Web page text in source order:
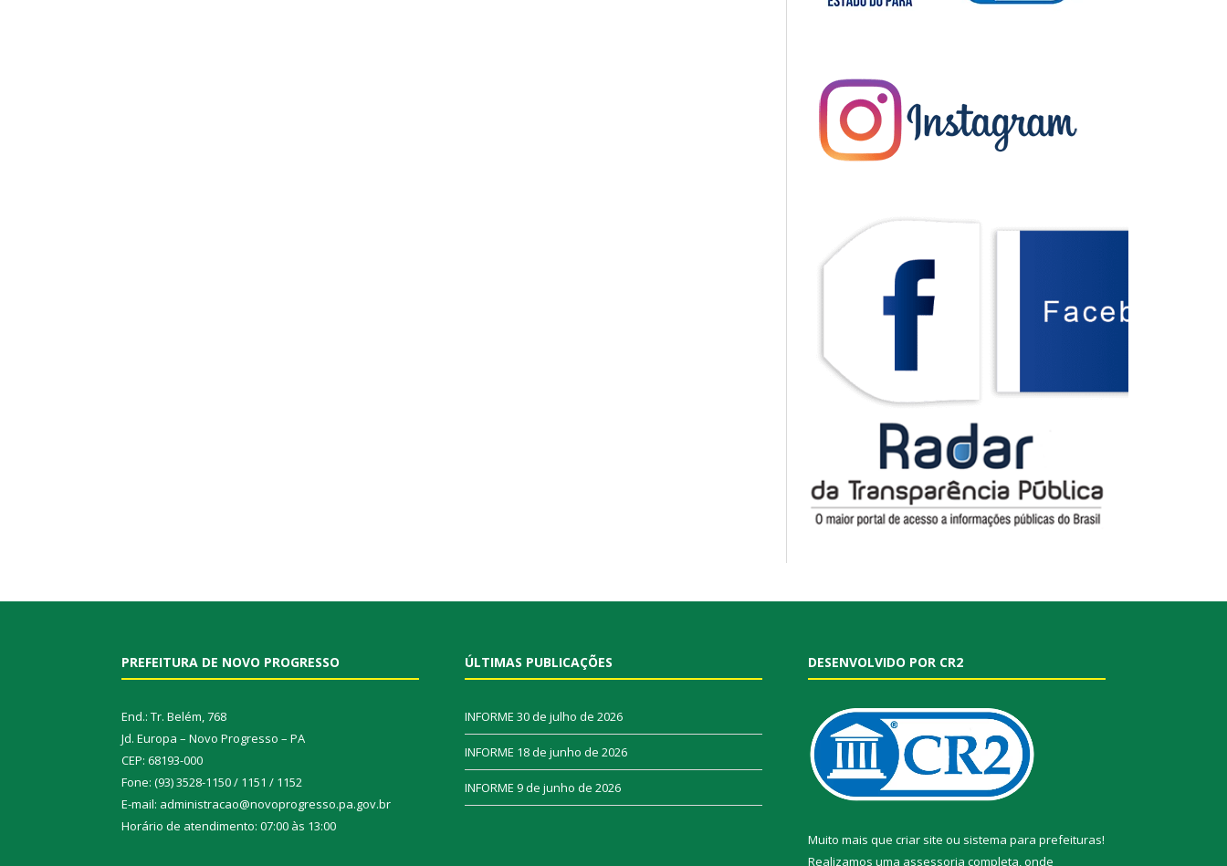
PREFEITURA DE NOVO PROGRESSO
End.: Tr. Belém, 768
Jd. Europa – Novo Progresso – PA
CEP: 68193-000
Fone: (93) 3528-1150 / 1151 / 1152
E-mail: administracao@novoprogresso.pa.gov.br
Horário de atendimento: 07:00 às 13:00
ÚLTIMAS PUBLICAÇÕES
INFORME 30 de julho de 2026
INFORME 18 de junho de 2026
INFORME 9 de junho de 2026
DESENVOLVIDO POR CR2
Muito mais que criar site ou sistema para prefeituras!
Realizamos uma assessoria completa, onde